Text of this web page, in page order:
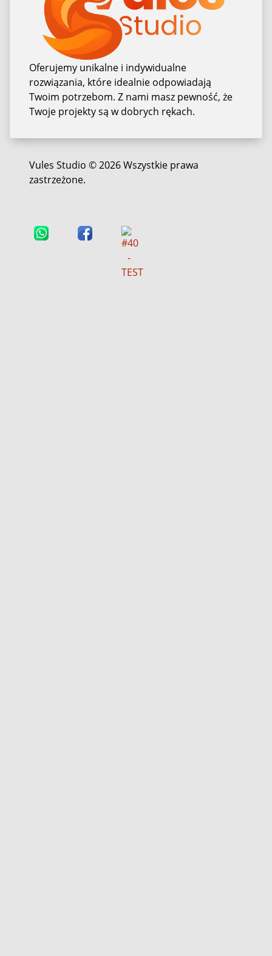
Oferujemy unikalne i indywidualne
rozwiązania, które idealnie odpowiadają
Twoim potrzebom. Z nami masz pewność, że
Twoje projekty są w dobrych rękach.
Vules Studio © 2026 Wszystkie prawa
zastrzeżone.